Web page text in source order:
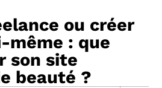
ou créer
même : que
son site
beauté ?